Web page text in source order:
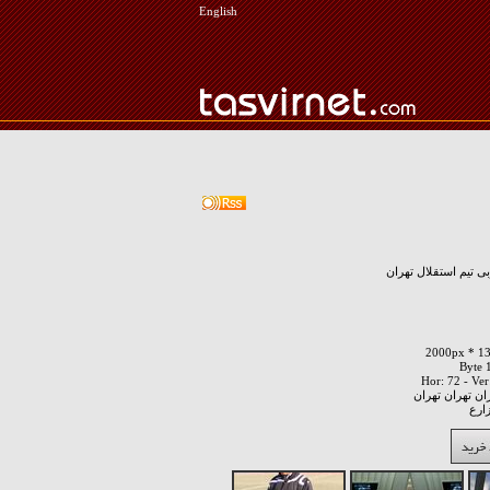
English
تیم استقلال تهران
تهران تهران